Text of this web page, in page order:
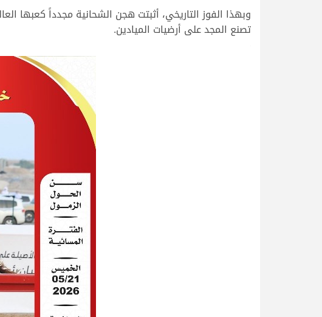
وبهذا الفوز التاريخي، أثبتت هجن الشحانية مجدداً
تصنع المجد على أرضيات الميادين.